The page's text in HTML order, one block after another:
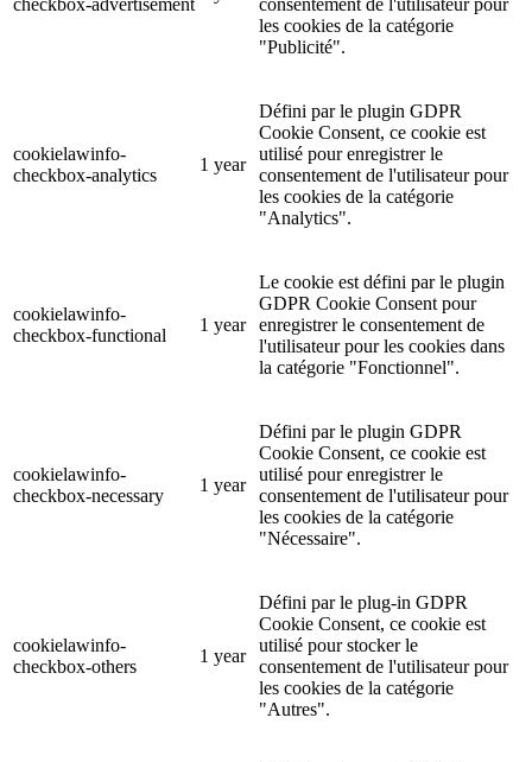
checkbox-advertisement
consentement de l'utilisateur pour
les cookies de la catégorie
"Publicité".
cookielawinfo-
checkbox-analytics
1 year
Défini par le plugin GDPR
Cookie Consent, ce cookie est
utilisé pour enregistrer le
consentement de l'utilisateur pour
les cookies de la catégorie
"Analytics".
cookielawinfo-
checkbox-functional
1 year
Le cookie est défini par le plugin
GDPR Cookie Consent pour
enregistrer le consentement de
l'utilisateur pour les cookies dans
la catégorie "Fonctionnel".
cookielawinfo-
checkbox-necessary
1 year
Défini par le plugin GDPR
Cookie Consent, ce cookie est
utilisé pour enregistrer le
consentement de l'utilisateur pour
les cookies de la catégorie
"Nécessaire".
cookielawinfo-
checkbox-others
1 year
Défini par le plug-in GDPR
Cookie Consent, ce cookie est
utilisé pour stocker le
consentement de l'utilisateur pour
les cookies de la catégorie
"Autres".